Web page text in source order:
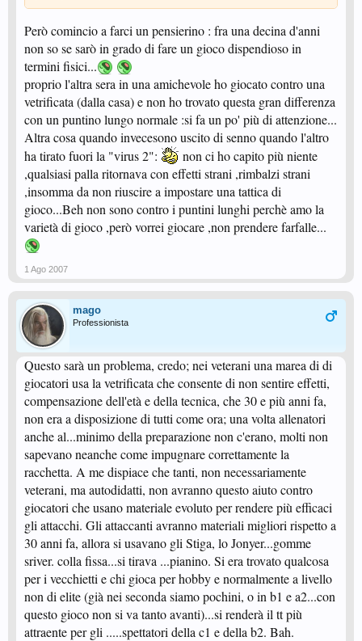
Però comincio a farci un pensierino : fra una decina d'anni
non so se sarò in grado di fare un gioco dispendioso in
termini fisici...
proprio l'altra sera in una amichevole ho giocato contro una
vetrificata (dalla casa) e non ho trovato questa gran differenza
con un puntino lungo normale :si fa un po' più di attenzione...
Altra cosa quando invecesono uscito di senno quando l'altro
ha tirato fuori la "virus 2":
non ci ho capito più niente
,qualsiasi palla ritornava con effetti strani ,rimbalzi strani
,insomma da non riuscire a impostare una tattica di
gioco...Beh non sono contro i puntini lunghi perchè amo la
varietà di gioco ,però vorrei giocare ,non prendere farfalle...
1 Ago 2007
mago
Professionista
Questo sarà un problema, credo; nei veterani una marea di di
giocatori usa la vetrificata che consente di non sentire effetti,
compensazione dell'età e della tecnica, che 30 e più anni fa,
non era a disposizione di tutti come ora; una volta allenatori
anche al...minimo della preparazione non c'erano, molti non
sapevano neanche come impugnare correttamente la
racchetta. A me dispiace che tanti, non necessariamente
veterani, ma autodidatti, non avranno questo aiuto contro
giocatori che usano materiale evoluto per rendere più efficaci
gli attacchi. Gli attaccanti avranno materiali migliori rispetto a
30 anni fa, allora si usavano gli Stiga, lo Jonyer...gomme
sriver. colla fissa...si tirava ...pianino. Si era trovato qualcosa
per i vecchietti e chi gioca per hobby e normalmente a livello
non di elite (già nei seconda siamo pochini, o in b1 e a2...con
questo gioco non si va tanto avanti)...si renderà il tt più
attraente per gli .....spettatori della c1 e della b2. Bah.